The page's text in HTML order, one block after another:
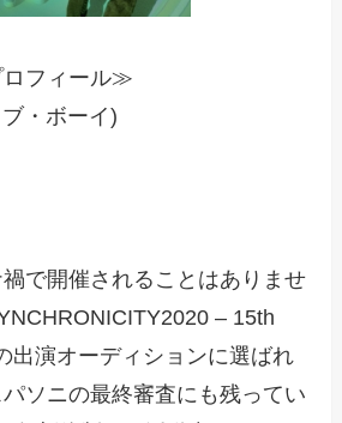
フィール≫
・ボーイ)
で開催されることはありませ
– 15th
出演オーディションに選ばれ
ソニの最終審査にも残ってい